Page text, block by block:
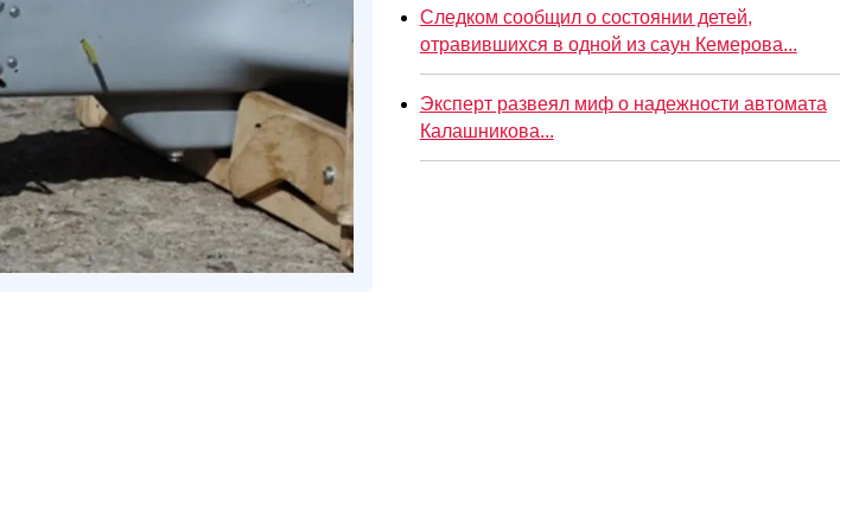
Следком сообщил о состоянии детей,
отравившихся в одной из саун Кемерова...
Эксперт развеял миф о надежности автомата
Калашникова...